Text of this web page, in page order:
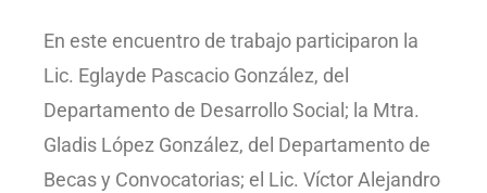
En este encuentro de trabajo participaron la
Lic. Eglayde Pascacio González, del
Departamento de Desarrollo Social; la Mtra.
Gladis López González, del Departamento de
Becas y Convocatorias; el Lic. Víctor Alejandro